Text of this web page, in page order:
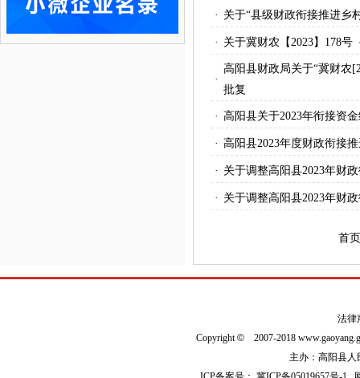
· 关于“县级财政衔接推进乡
· 关于冀财农【2023】178
·
高阳县财政局关于“冀财农
批复
· 高阳县关于2023年衔接资
· 高阳县2023年度财政衔接
· 关于调整高阳县2023年财
· 关于调整高阳县2023年财
首
法律
Copyright© 2007-2018
主办：高阳县人